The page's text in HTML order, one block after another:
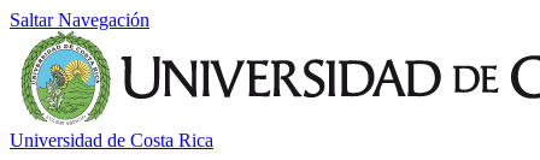
Saltar Navegación
Universidad de Costa Rica